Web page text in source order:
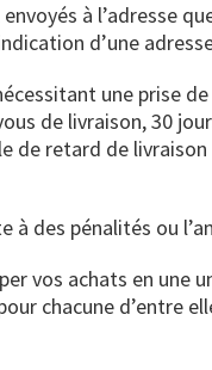
à l’adresse
d’une
une prise
de livraison, 30
de retard de
à des pénalités ou
vos achats en une
chacune d’entre